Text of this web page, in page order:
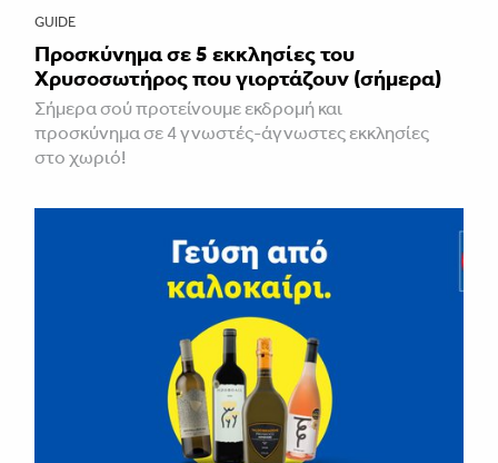
GUIDE
Προσκύνημα σε 5 εκκλησίες του
Χρυσοσωτήρος που γιορτάζουν (σήμερα)
Σήμερα σού προτείνουμε εκδρομή και
προσκύνημα σε 4 γνωστές-άγνωστες εκκλησίες
στο χωριό!